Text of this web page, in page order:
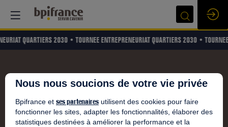
QUARTIERS 2030 • TOURNEE ENTREPRENEURIAT QUARTIERS 2030 •
Nous nous soucions de votre vie privée
Bpifrance et ses partenaires utilisent des cookies pour faire
fonctionner les sites, adapter les fonctionnalités, élaborer des
statistiques destinées à améliorer la performance et la